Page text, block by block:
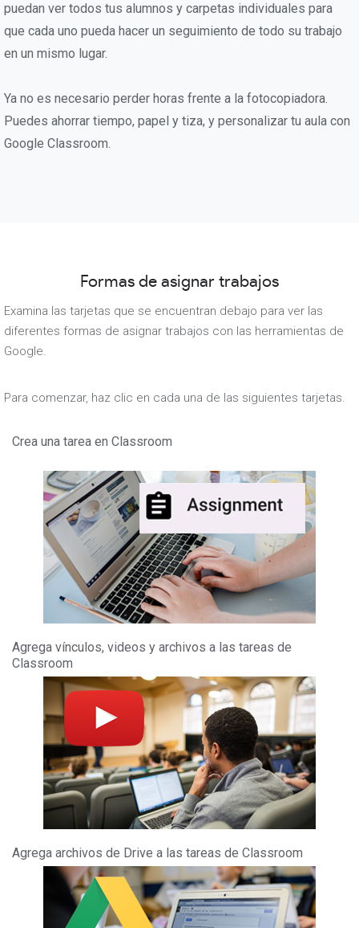
puedan ver todos tus alumnos y carpetas individuales para
que cada uno pueda hacer un seguimiento de todo su trabajo
en un mismo lugar.
Ya no es necesario perder horas frente a la fotocopiadora.
Puedes ahorrar tiempo, papel y tiza, y personalizar tu aula con
Google Classroom.
Formas de asignar trabajos
Examina las tarjetas que se encuentran debajo para ver las
diferentes formas de asignar trabajos con las herramientas de
Google.
Para comenzar, haz clic en cada una de las siguientes tarjetas.
Crea una tarea en Classroom
Agrega vínculos, videos y archivos a las tareas de
Classroom
Agrega archivos de Drive a las tareas de Classroom